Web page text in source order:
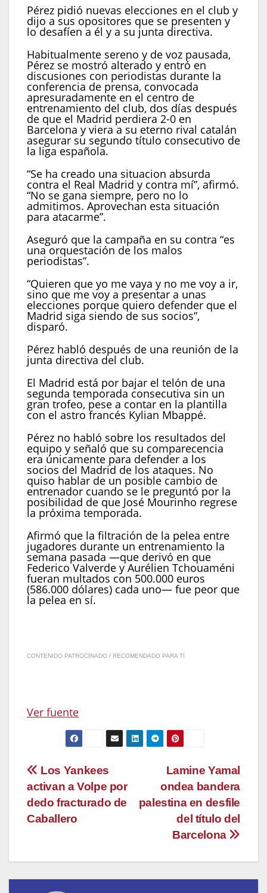
Pérez pidió nuevas elecciones en el club y
dijo a sus opositores que se presenten y
lo desafíen a él y a su junta directiva.
Habitualmente sereno y de voz pausada,
Pérez se mostró alterado y entró en
discusiones con periodistas durante la
conferencia de prensa, convocada
apresuradamente en el centro de
entrenamiento del club, dos días después
de que el Madrid perdiera 2-0 en
Barcelona y viera a su eterno rival catalán
asegurar su segundo título consecutivo de
la liga española.
“Se ha creado una situacion absurda
contra el Real Madrid y contra mí”, afirmó.
“No se gana siempre, pero no lo
admitimos. Aprovechan esta situación
para atacarme”.
Aseguró que la campaña en su contra “es
una orquestación de los malos
periodistas”.
“Quieren que yo me vaya y no me voy a ir,
sino que me voy a presentar a unas
elecciones porque quiero defender que el
Madrid siga siendo de sus socios”,
disparó.
Pérez habló después de una reunión de la
junta directiva del club.
El Madrid está por bajar el telón de una
segunda temporada consecutiva sin un
gran trofeo, pese a contar en la plantilla
con el astro francés Kylian Mbappé.
Pérez no habló sobre los resultados del
equipo y señaló que su comparecencia
era únicamente para defender a los
socios del Madrid de los ataques. No
quiso hablar de un posible cambio de
entrenador cuando se le preguntó por la
posibilidad de que José Mourinho regrese
la próxima temporada.
Afirmó que la filtración de la pelea entre
jugadores durante un entrenamiento la
semana pasada —que derivó en que
Federico Valverde y Aurélien Tchouaméni
fueran multados con 500.000 euros
(586.000 dólares) cada uno— fue peor que
la pelea en sí.
CONTENIDO PATROCINADO / RECOMENDADO PARA TI
Ver fuente
Navegación
de
entradas
Lamine Yamal
ondea bandera
palestina en desfile
del título del
Barcelona
Los Yankees
activan a Volpe por
dedo fracturado de
Caballero